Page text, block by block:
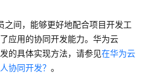
之间，能够更好地配合项目开发工
应用的协同开发能力。华为云
的具体实现方法，请参见在华为云
协同开发？ 。